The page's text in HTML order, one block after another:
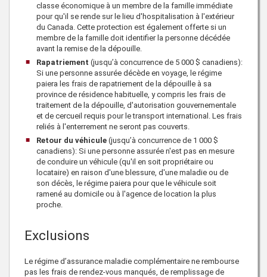
classe économique à un membre de la famille immédiate
pour qu'il se rende sur le lieu d'hospitalisation à l'extérieur
du Canada. Cette protection est également offerte si un
membre de la famille doit identifier la personne décédée
avant la remise de la dépouille.
Rapatriement (jusqu’à concurrence de 5 000 $ canadiens):
Si une personne assurée décède en voyage, le régime
paiera les frais de rapatriement de la dépouille à sa
province de résidence habituelle, y compris les frais de
traitement de la dépouille, d'autorisation gouvernementale
et de cercueil requis pour le transport international. Les frais
reliés à l'enterrement ne seront pas couverts.
Retour du véhicule(jusqu’à concurrence de 1 000 $
canadiens): Si une personne assurée n'est pas en mesure
de conduire un véhicule (qu'il en soit propriétaire ou
locataire) en raison d'une blessure, d'une maladie ou de
son décès, le régime paiera pour que le véhicule soit
ramené au domicile ou à l'agence de location la plus
proche.
Exclusions
Le régime d’assurance maladie complémentaire ne rembourse
pas les frais de rendez-vous manqués, de remplissage de